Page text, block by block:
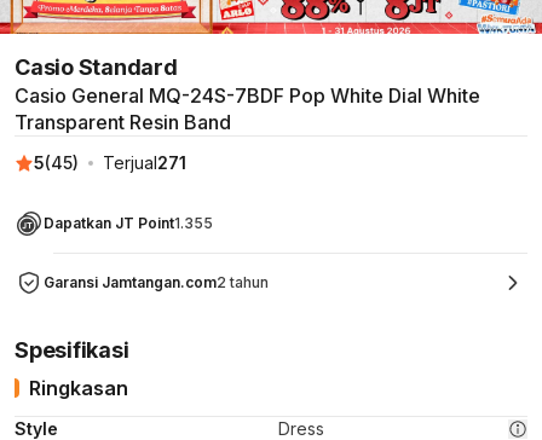
Casio Standard
Casio General MQ-24S-7BDF Pop White Dial White
Transparent Resin Band
5(45) Terjual271
Dapatkan JT Point1.355
Garansi Jamtangan.com2 tahun
Spesifikasi
Ringkasan
Style Dress